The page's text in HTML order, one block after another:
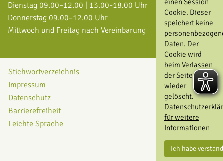
einen Session
Cookie. Dieser
speichert keine
Daten. Der
Cookie wird
beim Verlassen
der Seite
wieder
gelöscht.
für weitere
Informationen
Ich habe
Dienstag 09.00–12.00 | 13.00–18.00 Uhr
Donnerstag 09.00–12.00 Uhr
Mittwoch und Freitag nach Vereinbarung
Stichwortverzeichnis
Impressum
Datenschutz
Barrierefreiheit
Leichte Sprache